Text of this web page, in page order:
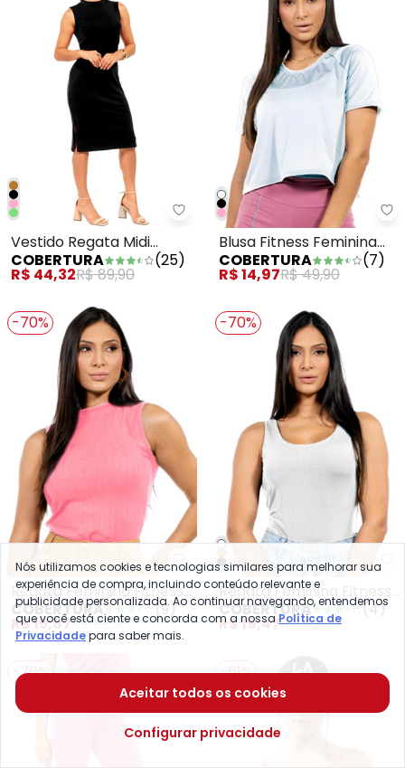
Vestido Regata Midi
Básico Preto
COBERTURA (25)
R$ 44,32R$ 89,90
Blusa Fitness Feminina
Branco
COBERTURA (7)
R$ 14,97R$ 49,90
-70%
Cobertura - Regata Feminina
Regata Feminina Fitness
Rosa
COBERTURA (9)
R$ 15,87R$ 52,90
-70%
Regata Feminina Fitness
Branco
COBERTURA (4)
R$ 19,47R$ 64,90
-70% -61%
Nós utilizamos cookies e tecnologias similares para melhorar sua
experiência de compra, incluindo conteúdo relevante e
publicidade personalizada. Ao continuar navegando, entendemos
que você está ciente e concorda com a nossaPolítica de
Privacidadepara saber mais.
Aceitar todos os cookies
Configurar privacidade